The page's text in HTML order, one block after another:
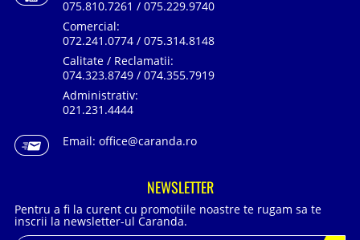
075.810.7261 / 075.229.9740
Comercial:
072.241.0774 / 075.314.8148
Calitate / Reclamatii:
074.323.8749 / 074.355.7919
Administrativ:
021.231.4444
Email: office@caranda.ro
NEWSLETTER
Pentru a fi la curent cu promotiile noastre te rugam sa te
inscrii la newsletter-ul Caranda.